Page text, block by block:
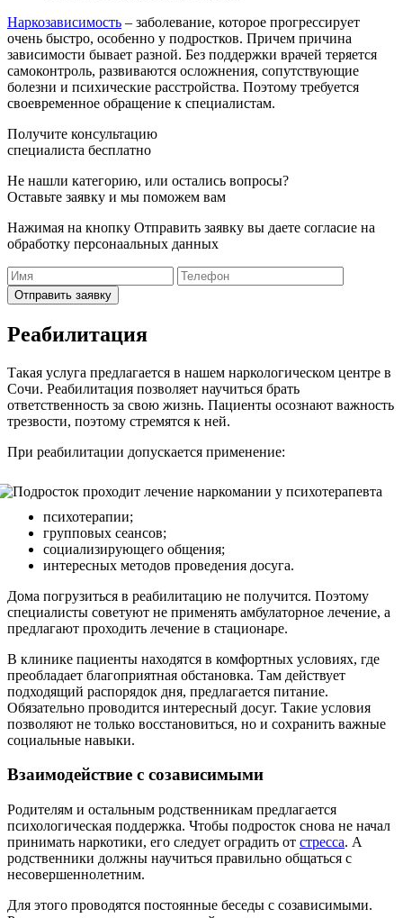
Наркозависимость – заболевание, которое прогрессирует
очень быстро, особенно у подростков. Причем причина
зависимости бывает разной. Без поддержки врачей теряется
самоконтроль, развиваются осложнения, сопутствующие
болезни и психические расстройства. Поэтому требуется
своевременное обращение к специалистам.
Получите консультацию
специалиста бесплатно
Не нашли категорию, или остались вопросы?
Оставьте заявку и мы поможем вам
Нажимая на кнопку Отправить заявку вы даете согласие на
обработку персонаальных данных
Отправить заявку
Реабилитация
Такая услуга предлагается в нашем наркологическом центре в
Сочи. Реабилитация позволяет научиться брать
ответственность за свою жизнь. Пациенты осознают важность
трезвости, поэтому стремятся к ней.
При реабилитации допускается применение:
психотерапии;
групповых сеансов;
социализирующего общения;
интересных методов проведения досуга.
Дома погрузиться в реабилитацию не получится. Поэтому
специалисты советуют не применять амбулаторное лечение, а
предлагают проходить лечение в стационаре.
В клинике пациенты находятся в комфортных условиях, где
преобладает благоприятная обстановка. Там действует
подходящий распорядок дня, предлагается питание.
Обязательно проводится интересный досуг. Такие условия
позволяют не только восстановиться, но и сохранить важные
социальные навыки.
Взаимодействие с созависимыми
Родителям и остальным родственникам предлагается
психологическая поддержка. Чтобы подросток снова не начал
принимать наркотики, его следует оградить от стресса. А
родственники должны научиться правильно общаться с
несовершеннолетним.
Для этого проводятся постоянные беседы с созависимыми.